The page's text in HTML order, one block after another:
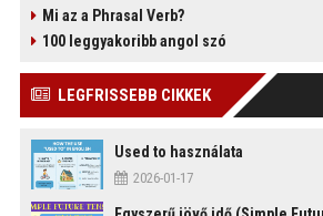
Mi az a Phrasal Verb?
100 leggyakoribb angol szó
LEGFRISSEBB CIKKEK
Used to használata
2026-01-17